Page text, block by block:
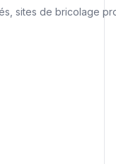
sites de bricolage